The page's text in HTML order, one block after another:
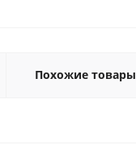
Похожие товары